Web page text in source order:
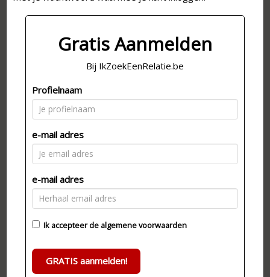
Gratis Aanmelden
Bij IkZoekEenRelatie.be
Profielnaam
e-mail adres
e-mail adres
Ik accepteer de algemene voorwaarden
GRATIS aanmelden!